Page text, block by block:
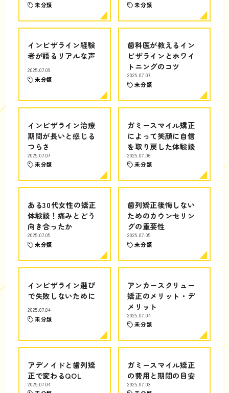
未分類 未分類
インビザライン経験
者が語るリアルな声
2025.07.09
未分類
歯科医が教えるイン
ビザラインとホワイ
トニングのコツ
2025.07.07
未分類
インビザライン治療
期間が長いと感じる
つらさ
2025.07.07
未分類
ガミースマイル矯正
によって笑顔に自信
を取り戻した体験談
2025.07.06
未分類
ある30代女性の矯正
体験談！痛みとどう
向き合ったか
2025.07.05
未分類
歯列矯正後悔しない
ためのカウンセリン
グの重要性
2025.07.05
未分類
インビザライン選び
で失敗しないために
2025.07.04
未分類
アンカースクリュー
矯正のメリット・デ
メリット
2025.07.04
未分類
アデノイドと歯列矯
正で変わるQOL
2025.07.04
ガミースマイル矯正
の費用と期間の目安
2025.07.03